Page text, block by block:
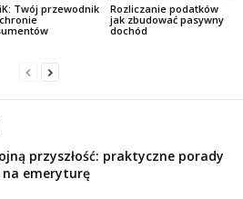
Twój przewodnik
Rozliczanie podatków
jak zbudować pasywny
dochód
przyszłość: praktyczne porady
na emeryturę